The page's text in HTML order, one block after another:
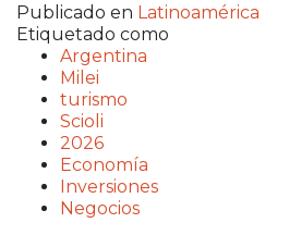
Publicado en Latinoamérica
Etiquetado como
Argentina
Milei
turismo
Scioli
2026
Economía
Inversiones
Negocios